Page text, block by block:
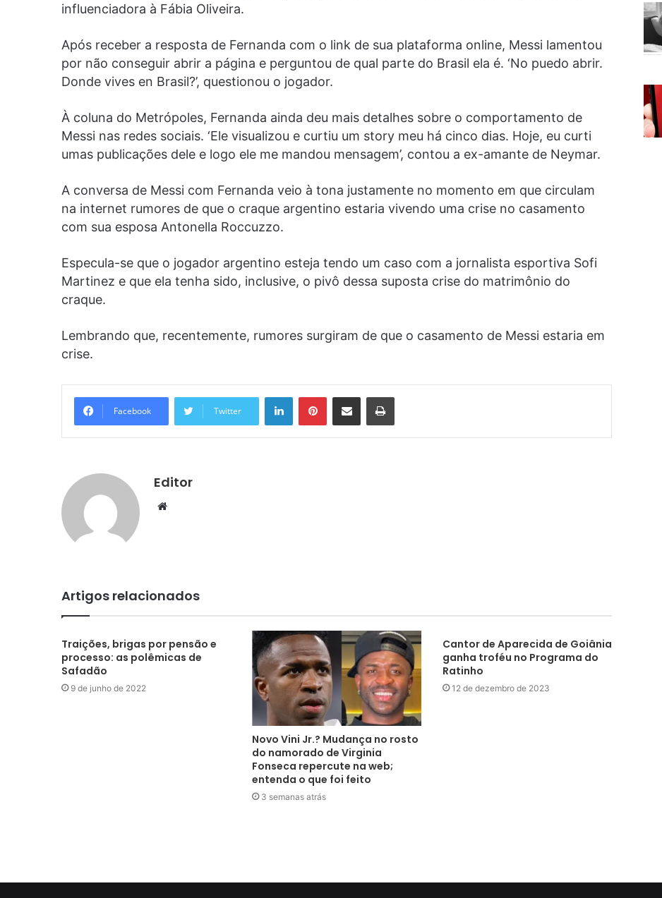
influenciadora à Fábia Oliveira.
Após receber a resposta de Fernanda com o link de sua plataforma online, Messi lamentou
por não conseguir abrir a página e perguntou de qual parte do Brasil ela é. ‘No puedo abrir.
Donde vives en Brasil?’, questionou o jogador.
À coluna do Metrópoles, Fernanda ainda deu mais detalhes sobre o comportamento de
Messi nas redes sociais. ‘Ele visualizou e curtiu um story meu há cinco dias. Hoje, eu curti
umas publicações dele e logo ele me mandou mensagem’, contou a ex-amante de Neymar.
A conversa de Messi com Fernanda veio à tona justamente no momento em que circulam
na internet rumores de que o craque argentino estaria vivendo uma crise no casamento
com sua esposa Antonella Roccuzzo.
Especula-se que o jogador argentino esteja tendo um caso com a jornalista esportiva Sofi
Martinez e que ela tenha sido, inclusive, o pivô dessa suposta crise do matrimônio do
craque.
Lembrando que, recentemente, rumores surgiram de que o casamento de Messi estaria em
crise.
Facebook Twitter
LinkedinPinterestCompartilhar via e-mail Imprimir
Editor
Website
Artigos relacionados
Traições, brigas por pensão e
processo: as polêmicas de
Safadão
9 de junho de 2022
Novo Vini Jr.? Mudança no rosto
do namorado de Virginia
Fonseca repercute na web;
entenda o que foi feito
3 semanas atrás
Cantor de Aparecida de Goiânia
ganha troféu no Programa do
Ratinho
12 de dezembro de 2023